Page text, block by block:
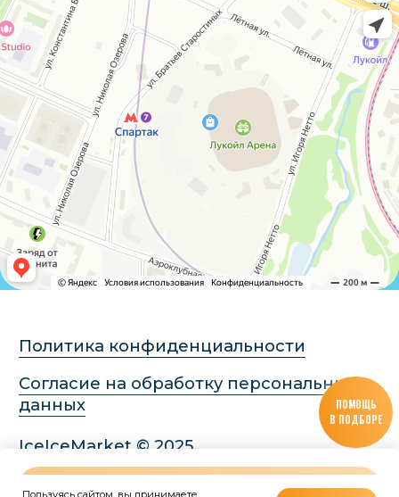
В КОРЗИНУ
Пользуясь сайтом, вы принимаете
ПОМОЩЬ
В ПОДБОРЕ